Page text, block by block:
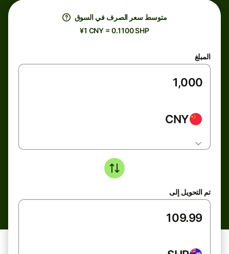
متوسط ​​سعر الصرف في السوق
¥1 CNY = 0.1100 SHP
المبلغ
CNY
تم التحويل إلى